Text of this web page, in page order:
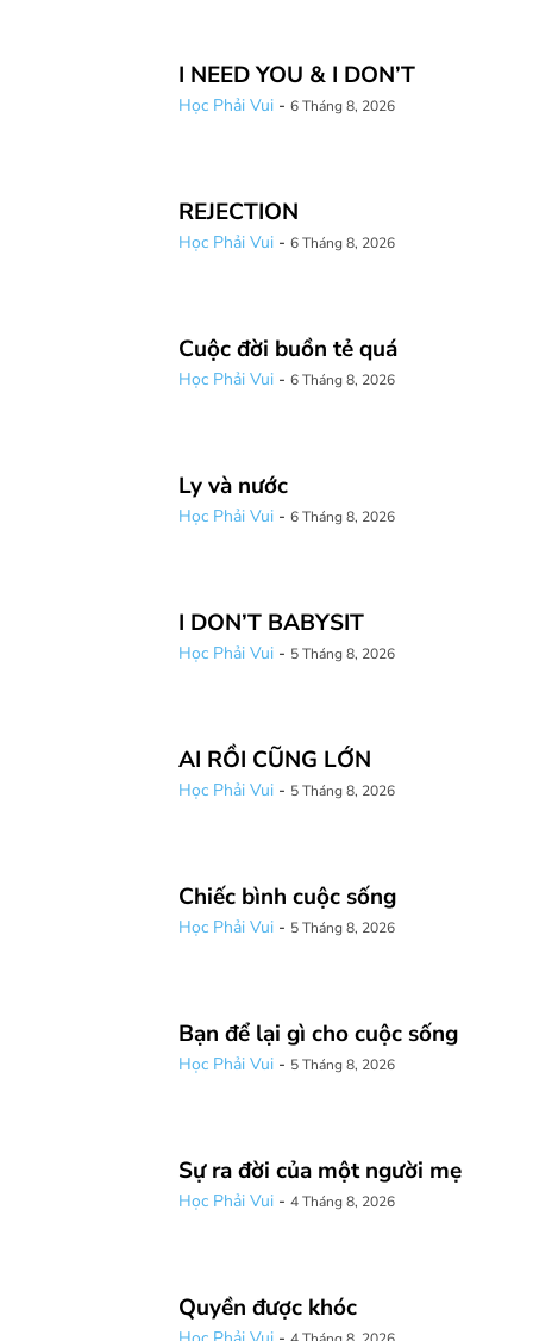
I NEED YOU & I DON’T
Học Phải Vui - 6 Tháng 8, 2026
REJECTION
Học Phải Vui - 6 Tháng 8, 2026
Cuộc đời buồn tẻ quá
Học Phải Vui - 6 Tháng 8, 2026
Ly và nước
Học Phải Vui - 6 Tháng 8, 2026
I DON’T BABYSIT
Học Phải Vui - 5 Tháng 8, 2026
AI RỒI CŨNG LỚN
Học Phải Vui - 5 Tháng 8, 2026
Chiếc bình cuộc sống
Học Phải Vui - 5 Tháng 8, 2026
Bạn để lại gì cho cuộc sống
Học Phải Vui - 5 Tháng 8, 2026
Sự ra đời của một người mẹ
Học Phải Vui - 4 Tháng 8, 2026
Quyền được khóc